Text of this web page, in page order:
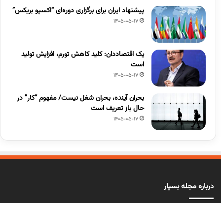
پیشنهاد ایران برای برگزاری دوره‌ای “اکسپو بریکس”
1405-05-17
یک اقتصاددان: کلید کاهش تورم، افزایش تولید
است
1405-05-17
بحران آینده، بحران شغل نیست/ مفهوم “کار” در
حال باز تعریف است
1405-05-17
درباره مجله بسپار